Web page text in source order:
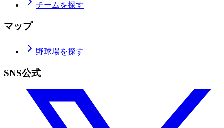
チームを探す
マップ
野球場を探す
SNS公式